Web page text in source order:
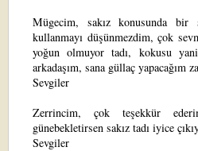
Mügecim, sakız konusunda bir
kullanmayı düşünmezdim, çok
yoğun olmuyor tadı, kokusu
arkadaşım, sana güllaç
Sevgiler
Zerrincim, çok teşekkür
günebekletirsen sakız tadı iyice
Sevgiler